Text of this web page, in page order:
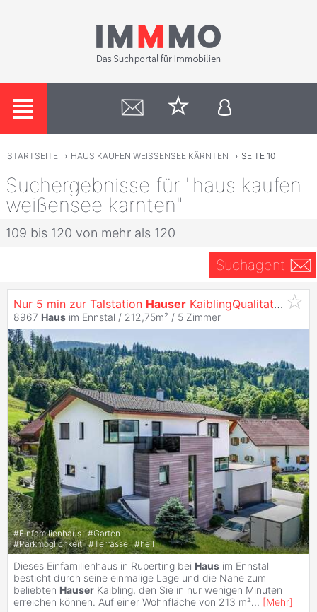
STARTSEITE › HAUS KAUFEN WEISSENSEE KÄRNTEN › SEITE 10
Suchergebnisse für "haus kaufen
weißensee kärnten"
109 bis 120 von mehr als 120
Suchagent
Nur 5 min zur Talstation Hauser KaiblingQualitativ Hochwertiges Wohnhaus mit Top-Bergblick
8967 Haus im Ennstal / 212,75m² / 5 Zimmer
#Einfamilienhaus #Garten
#Parkmöglichkeit #Terrasse #hell
Dieses Einfamilienhaus in Ruperting bei Haus im Ennstal
besticht durch seine einmalige Lage und die Nähe zum
beliebten Hauser Kaibling, den Sie in nur wenigen Minuten
erreichen können. Auf einer Wohnfläche von 213 m²... [Mehr]